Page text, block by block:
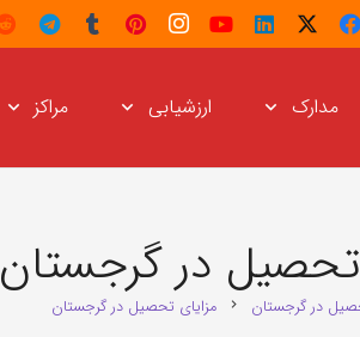
مدارک ارزشیابی مراکز
تحصیل در گرجستان
در گرجستان chevron_right مزایای تحصیل در گرجستان